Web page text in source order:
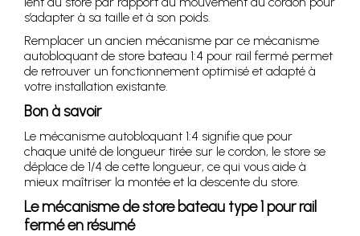
s’adapter à sa taille et à son poids.
Remplacer un ancien mécanisme par ce mécanisme
autobloquant de store bateau 1:4 pour rail fermé permet
de retrouver un fonctionnement optimisé et adapté à
votre installation existante.
Bon à savoir
Le mécanisme autobloquant 1:4 signifie que pour
chaque unité de longueur tirée sur le cordon, le store se
déplace de 1/4 de cette longueur, ce qui vous aide à
mieux maîtriser la montée et la descente du store.
Le mécanisme de store bateau type 1 pour rail
fermé en résumé